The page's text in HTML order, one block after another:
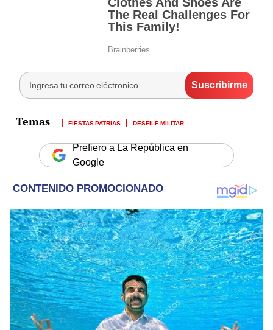
FIESTAS PATRIAS DESFILE MILITAR
Prefiero a La República en
Google